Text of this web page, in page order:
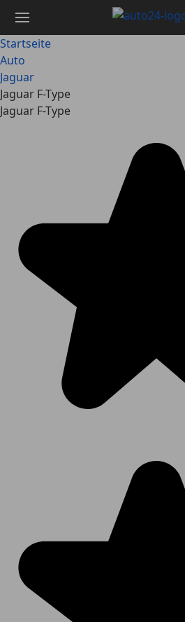
Hauptinhalt
springen
Startseite
Auto
Jaguar
Jaguar F-Type
Jaguar F-Type